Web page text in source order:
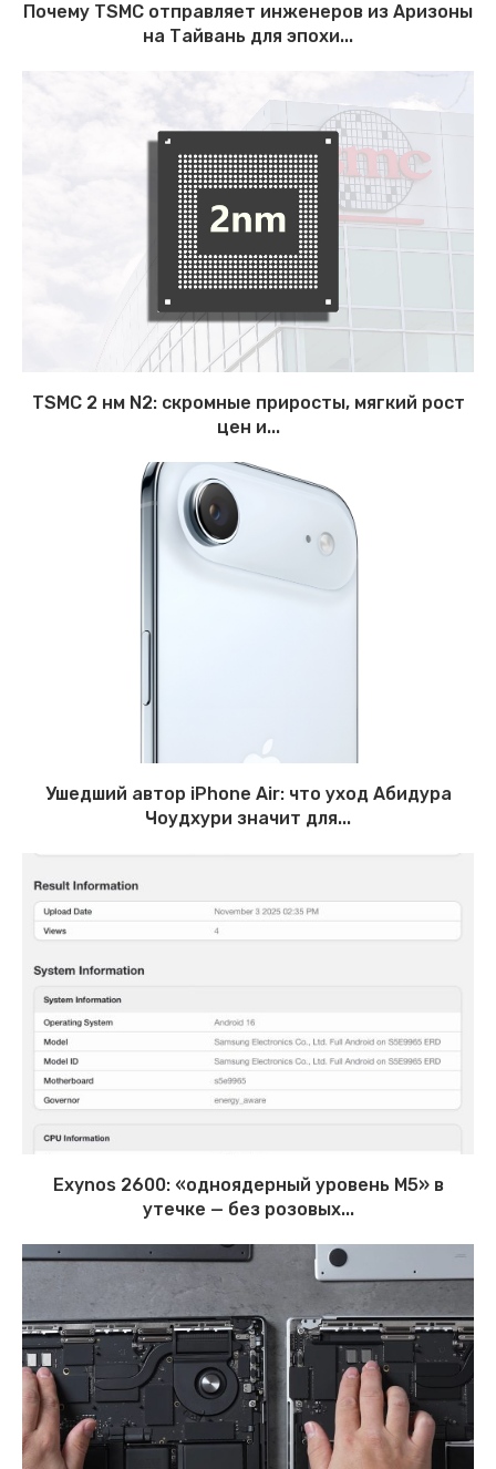
Почему TSMC отправляет инженеров из Аризоны
на Тайвань для эпохи...
TSMC 2 нм N2: скромные приросты, мягкий рост
цен и...
Ушедший автор iPhone Air: что уход Абидура
Чоудхури значит для...
Exynos 2600: «одноядерный уровень M5» в
утечке — без розовых...